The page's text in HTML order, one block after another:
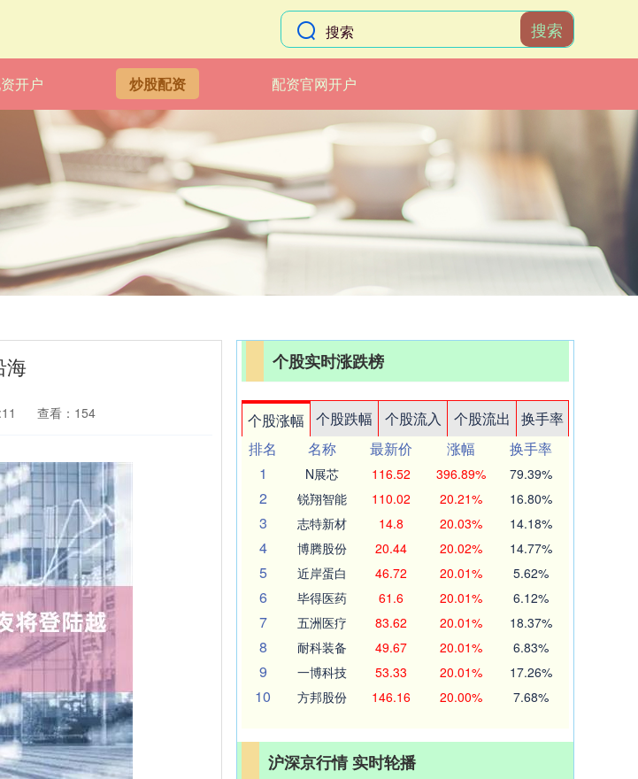
搜索
开户 炒股配资 配资官网开户
海
查看：154
个股实时涨跌榜
个股涨幅 个股跌幅 个股流入 个股流出
换手率
排名
名称 最新价 涨幅
换手率
1
N展芯 116.52 396.89% 79.39%
2 锐翔智能 110.02 20.21% 16.80%
3 志特新材 14.8 20.03% 14.18%
4 博腾股份 20.44 20.02% 14.77%
5 近岸蛋白 46.72 20.01% 5.62%
6 毕得医药 61.6 20.01% 6.12%
7 五洲医疗 83.62 20.01% 18.37%
8 耐科装备 49.67 20.01% 6.83%
9 一博科技 53.33 20.01% 17.26%
10 方邦股份 146.16 20.00% 7.68%
沪深京行情 实时轮播